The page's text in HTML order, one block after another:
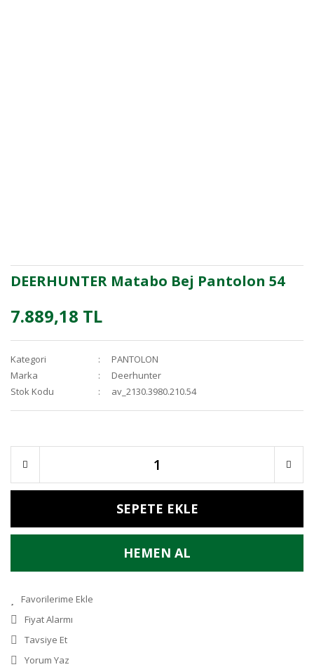
DEERHUNTER Matabo Bej Pantolon 54
7.889,18 TL
Kategori
PANTOLON
Marka
Deerhunter
Stok Kodu
av_2130.3980.210.54
SEPETE EKLE
HEMEN AL
Fiyat Alarmı
Tavsiye Et
Yorum Yaz